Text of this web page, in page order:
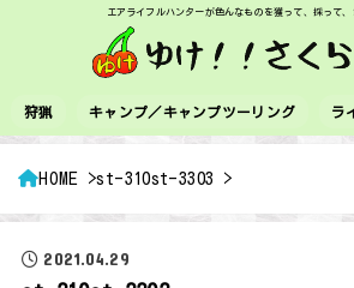
エアライフルハンターが色んなものを獲って、採って
狩猟 キャンプ／キャンプツーリング ラ
HOME st-310st-3303
2021.04.29